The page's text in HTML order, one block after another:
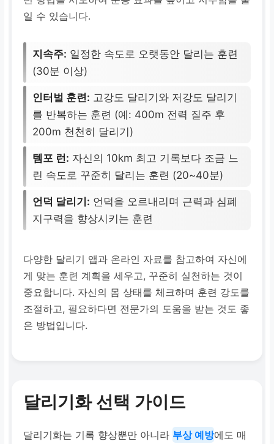
일 수 있습니다.
지속주: 일정한 속도로 오랫동안 달리는 훈련
(30분 이상)
인터벌 훈련: 고강도 달리기와 저강도 달리기
를 반복하는 훈련 (예: 400m 전력 질주 후
200m 천천히 달리기)
템포 런: 자신의 10km 최고 기록보다 조금 느
린 속도로 꾸준히 달리는 훈련 (20~40분)
언덕 달리기: 언덕을 오르내리며 근력과 심폐
지구력을 향상시키는 훈련
다양한 달리기 앱과 온라인 자료를 참고하여 자신에
게 맞는 훈련 계획을 세우고, 꾸준히 실천하는 것이
중요합니다. 자신의 몸 상태를 체크하며 훈련 강도를
조절하고, 필요하다면 전문가의 도움을 받는 것도 좋
은 방법입니다.
달리기화 선택 가이드
달리기화는 기록 향상뿐만 아니라 부상 예방에도 매